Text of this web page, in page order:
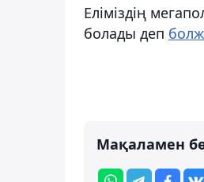
Еліміздің
болады деп
Мақаламен